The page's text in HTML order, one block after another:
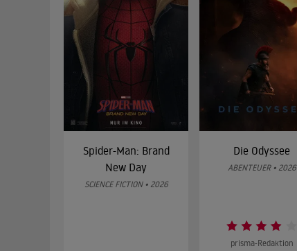
Spider-Man: Brand
New Day
SCIENCE FICTION • 2026
Die Odyssee
ABENTEUER • 2026
prisma-Redaktion